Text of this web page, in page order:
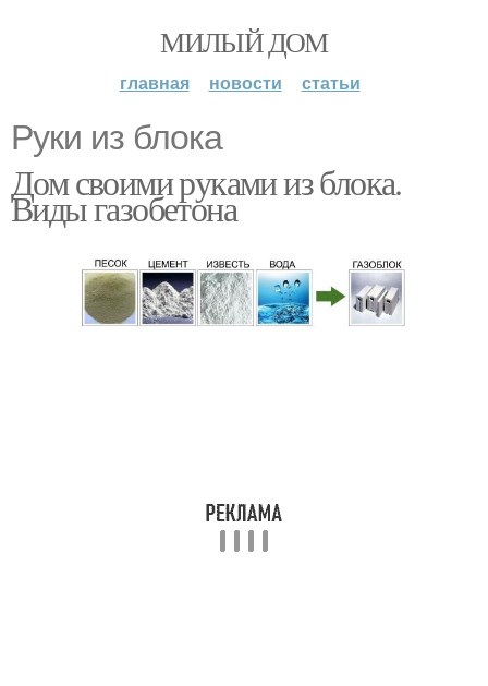
МИЛЫЙ ДОМ
главная новости статьи
Руки из блока
Дом своими руками из блока.
Виды газобетона